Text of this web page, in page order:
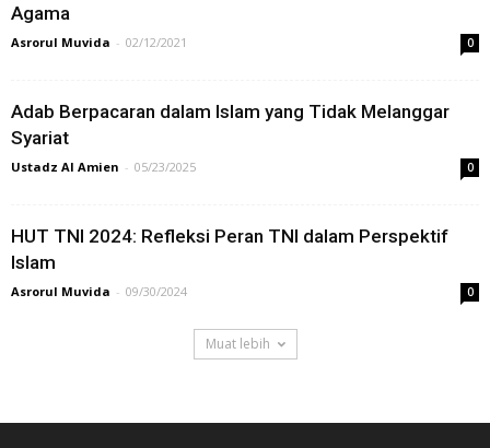
Agama
Asrorul Muvida - 02/12/2021 0
Adab Berpacaran dalam Islam yang Tidak Melanggar
Syariat
Ustadz Al Amien - 05/23/2025 0
HUT TNI 2024: Refleksi Peran TNI dalam Perspektif
Islam
Asrorul Muvida - 09/30/2024 0
Muat lebih